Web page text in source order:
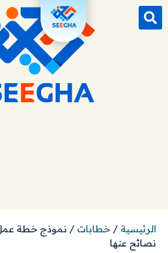
الرئيسية / خطابات /
نصائح عنها